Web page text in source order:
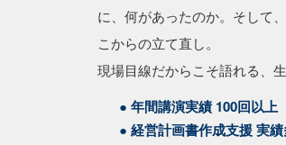
に、何があったのか。そして
こからの立て直し。
現場目線だからこそ語れる、
● 年間講演実績 100回以上
● 経営計画書作成支援 実